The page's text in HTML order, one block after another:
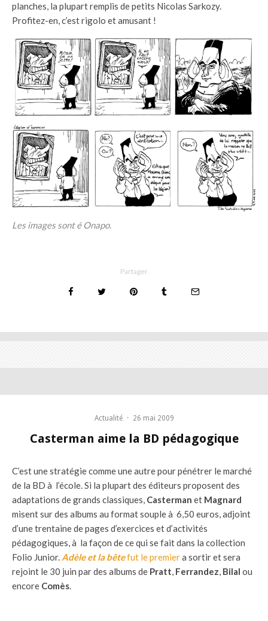
planches, la plupart remplis de petits Nicolas Sarkozy.
Profitez-en, c’est rigolo et amusant !
Les images sont é Onapo.
Partager
Actualité · 26 mai 2009
Casterman aime la BD pédagogique
C’est une stratégie comme une autre pour pénétrer le marché
de la BD à l’école. Si la plupart des éditeurs proposent des
adaptations de grands classiques, Casterman et Magnard
misent sur des albums au format souple à 6,50 euros, adjoint
d’une trentaine de pages d’exercices et d’activités
pédagogiques, à la façon de ce qui se fait dans la collection
Folio Junior. Adèle et la bêtefut le premiera sortir et sera
rejoint le 30 juin par des albums de Pratt, Ferrandez, Bilal ou
encore Comès.